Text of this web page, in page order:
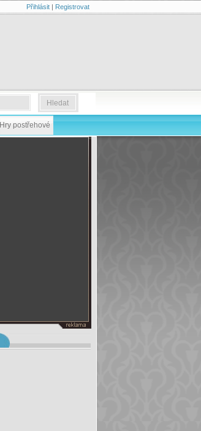
Přihlásit| Registrovat
Hry postřehové